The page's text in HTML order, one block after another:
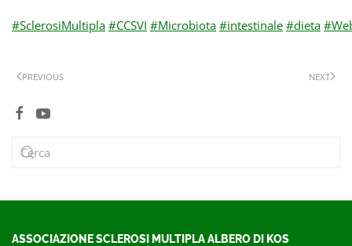
#SclerosiMultipla #CCSVI #Microbiota #intestinale #dieta
PREVIOUS NEXT
ASSOCIAZIONE SCLEROSI MULTIPLA ALBERO DI KOS